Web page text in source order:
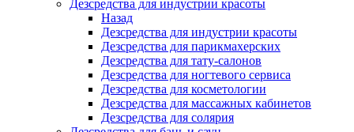
Дезсредства для индустрии красоты
Назад
Дезсредства для индустрии красоты
Дезсредства для парикмахерских
Дезсредства для тату-салонов
Дезсредства для ногтевого сервиса
Дезсредства для косметологии
Дезсредства для массажных кабинетов
Дезсредства для солярия